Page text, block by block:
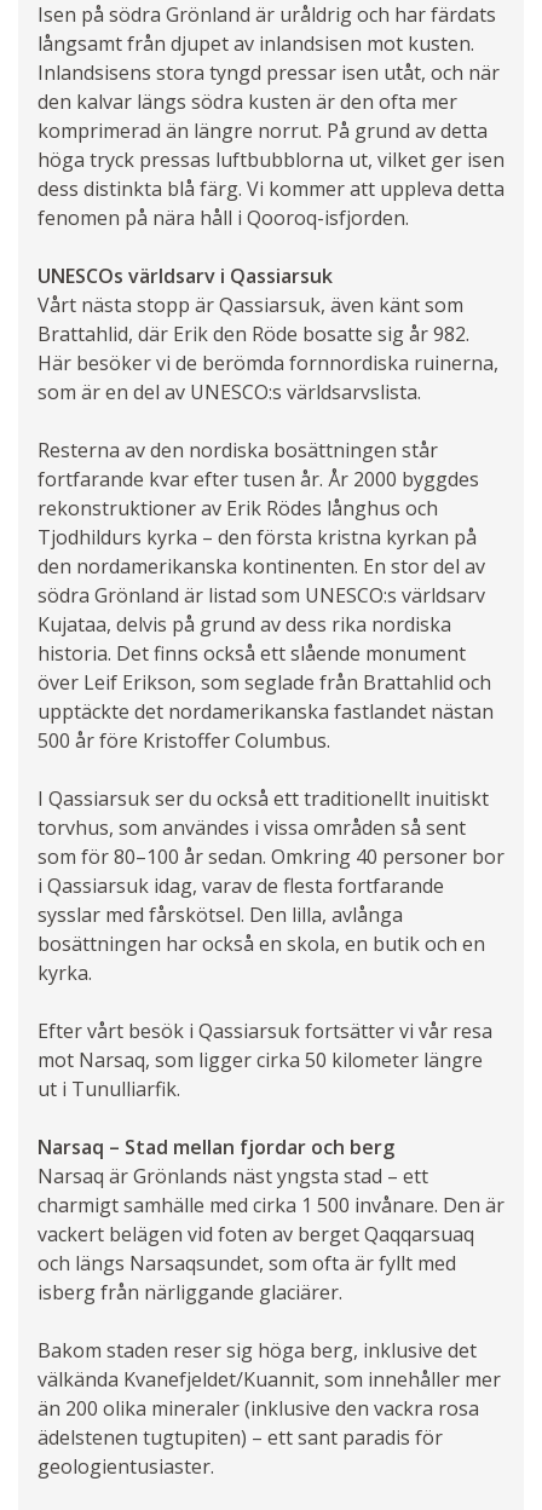
Isen på södra Grönland är uråldrig och har färdats
långsamt från djupet av inlandsisen mot kusten.
Inlandsisens stora tyngd pressar isen utåt, och när
den kalvar längs södra kusten är den ofta mer
komprimerad än längre norrut. På grund av detta
höga tryck pressas luftbubblorna ut, vilket ger isen
dess distinkta blå färg. Vi kommer att uppleva detta
fenomen på nära håll i Qooroq-isfjorden.
UNESCOs världsarv i Qassiarsuk
Vårt nästa stopp är Qassiarsuk, även känt som
Brattahlid, där Erik den Röde bosatte sig år 982.
Här besöker vi de berömda fornnordiska ruinerna,
som är en del av UNESCO:s världsarvslista.
Resterna av den nordiska bosättningen står
fortfarande kvar efter tusen år. År 2000 byggdes
rekonstruktioner av Erik Rödes långhus och
Tjodhildurs kyrka – den första kristna kyrkan på
den nordamerikanska kontinenten. En stor del av
södra Grönland är listad som UNESCO:s världsarv
Kujataa, delvis på grund av dess rika nordiska
historia. Det finns också ett slående monument
över Leif Erikson, som seglade från Brattahlid och
upptäckte det nordamerikanska fastlandet nästan
500 år före Kristoffer Columbus.
I Qassiarsuk ser du också ett traditionellt inuitiskt
torvhus, som användes i vissa områden så sent
som för 80–100 år sedan. Omkring 40 personer bor
i Qassiarsuk idag, varav de flesta fortfarande
sysslar med fårskötsel. Den lilla, avlånga
bosättningen har också en skola, en butik och en
kyrka.
Efter vårt besök i Qassiarsuk fortsätter vi vår resa
mot Narsaq, som ligger cirka 50 kilometer längre
ut i Tunulliarfik.
Narsaq – Stad mellan fjordar och berg
Narsaq är Grönlands näst yngsta stad – ett
charmigt samhälle med cirka 1 500 invånare. Den är
vackert belägen vid foten av berget Qaqqarsuaq
och längs Narsaqsundet, som ofta är fyllt med
isberg från närliggande glaciärer.
Bakom staden reser sig höga berg, inklusive det
välkända Kvanefjeldet/Kuannit, som innehåller mer
än 200 olika mineraler (inklusive den vackra rosa
ädelstenen tugtupiten) – ett sant paradis för
geologientusiaster.